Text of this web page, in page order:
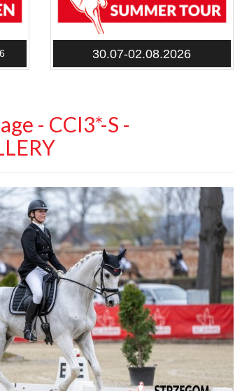
30.07-02.08.2026
- CCI3*-S -